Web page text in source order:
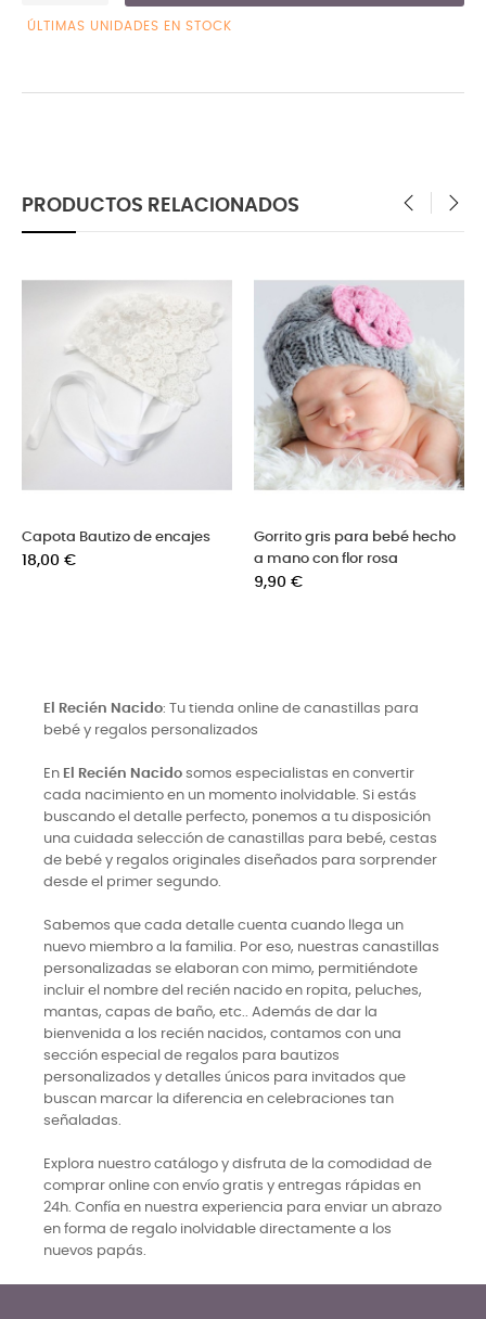
ÚLTIMAS UNIDADES EN STOCK
PRODUCTOS RELACIONADOS
para bebé hecho
flor rosa
Gorrito duende de lana con
Gorrito bebé
Precio
9,90 €
El Recién Nacido: Tu tienda online de canastillas para
bebé y regalos personalizados
En El Recién Nacido somos especialistas en convertir
cada nacimiento en un momento inolvidable. Si estás
buscando el detalle perfecto, ponemos a tu disposición
una cuidada selección de canastillas para bebé, cestas
de bebé y regalos originales diseñados para sorprender
desde el primer segundo.
Sabemos que cada detalle cuenta cuando llega un
nuevo miembro a la familia. Por eso, nuestras canastillas
personalizadas se elaboran con mimo, permitiéndote
incluir el nombre del recién nacido en ropita, peluches,
mantas, capas de baño, etc.. Además de dar la
bienvenida a los recién nacidos, contamos con una
sección especial de regalos para bautizos
personalizados y detalles únicos para invitados que
buscan marcar la diferencia en celebraciones tan
señaladas.
Explora nuestro catálogo y disfruta de la comodidad de
comprar online con envío gratis y entregas rápidas en
24h. Confía en nuestra experiencia para enviar un abrazo
en forma de regalo inolvidable directamente a los
nuevos papás.